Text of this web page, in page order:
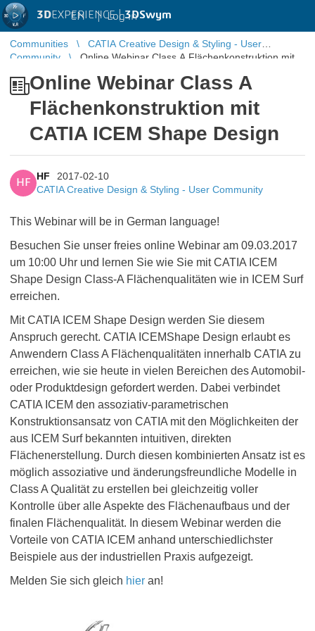
3DEXPERIENCE |3DSwym
EN | Log in
Communities
CATIA Creative Design & Styling - User
Community
Online Webinar Class A Flächenkonstruktion mit
Online Webinar Class A
Flächenkonstruktion mit
CATIA ICEM Shape Design
HF
HF
2017-02-10
CATIA Creative Design & Styling - User Community
This Webinar will be in German language!
Besuchen Sie unser freies online Webinar am 09.03.2017
um 10:00 Uhr und lernen Sie wie Sie mit CATIA ICEM
Shape Design Class-A Flächenqualitäten wie in ICEM Surf
erreichen.
Mit CATIA ICEM Shape Design werden Sie diesem
Anspruch gerecht. CATIA ICEMShape Design erlaubt es
Anwendern Class A Flächenqualitäten innerhalb CATIA zu
erreichen, wie sie heute in vielen Bereichen des Automobil-
oder Produktdesign gefordert werden. Dabei verbindet
CATIA ICEM den assoziativ-parametrischen
Konstruktionsansatz von CATIA mit den Möglichkeiten der
aus ICEM Surf bekannten intuitiven, direkten
Flächenerstellung. Durch diesen kombinierten Ansatz ist es
möglich assoziative und änderungsfreundliche Modelle in
Class A Qualität zu erstellen bei gleichzeitig voller
Kontrolle über alle Aspekte des Flächenaufbaus und der
finalen Flächenqualität. In diesem Webinar werden die
Vorteile von CATIA ICEM anhand unterschiedlichster
Beispiele aus der industriellen Praxis aufgezeigt.
Melden Sie sich gleich hier an!